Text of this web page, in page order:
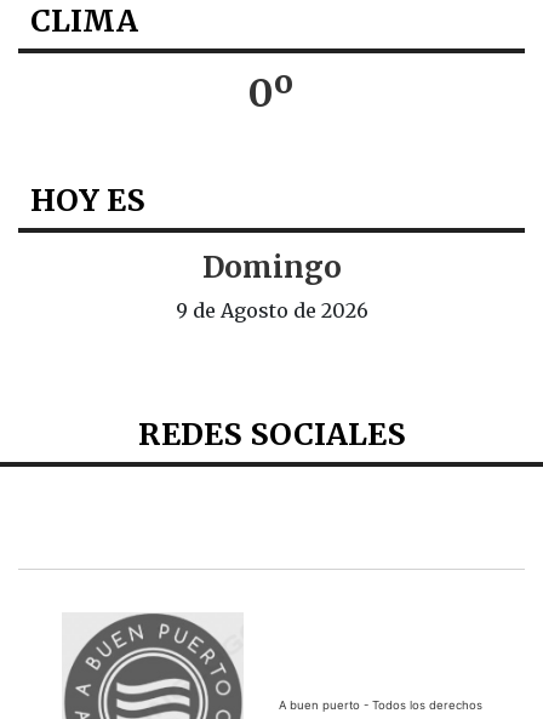
CLIMA
0º
HOY ES
Domingo
9 de Agosto de 2026
REDES SOCIALES
A buen puerto - Todos los derechos